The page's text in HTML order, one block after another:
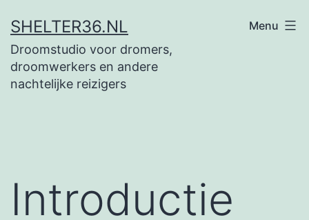
naar
de
inhoud
SHELTER36.NL
Droomstudio voor dromers,
droomwerkers en andere
nachtelijke reizigers
Menu
Introductie